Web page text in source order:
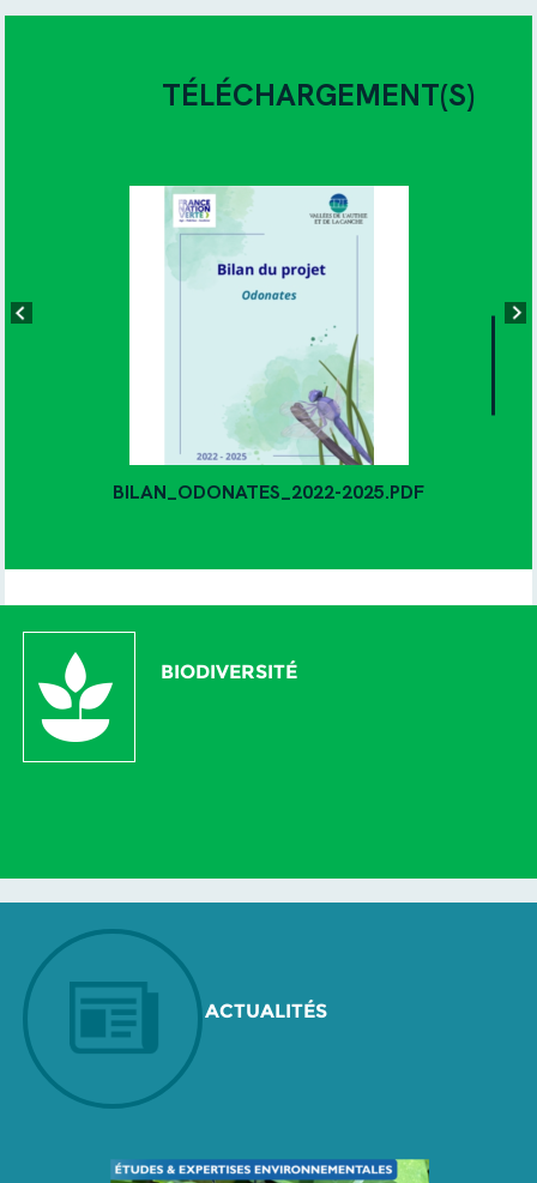
TÉLÉCHARGEMENT(S)
BILAN_ODONATES_2022-2025.PDF
BIODIVERSITÉ
ACTUALITÉS